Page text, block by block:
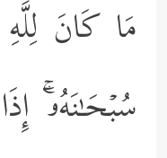
مَا كَانَ
سُبۡحَـٰنَهُۥۤۚ